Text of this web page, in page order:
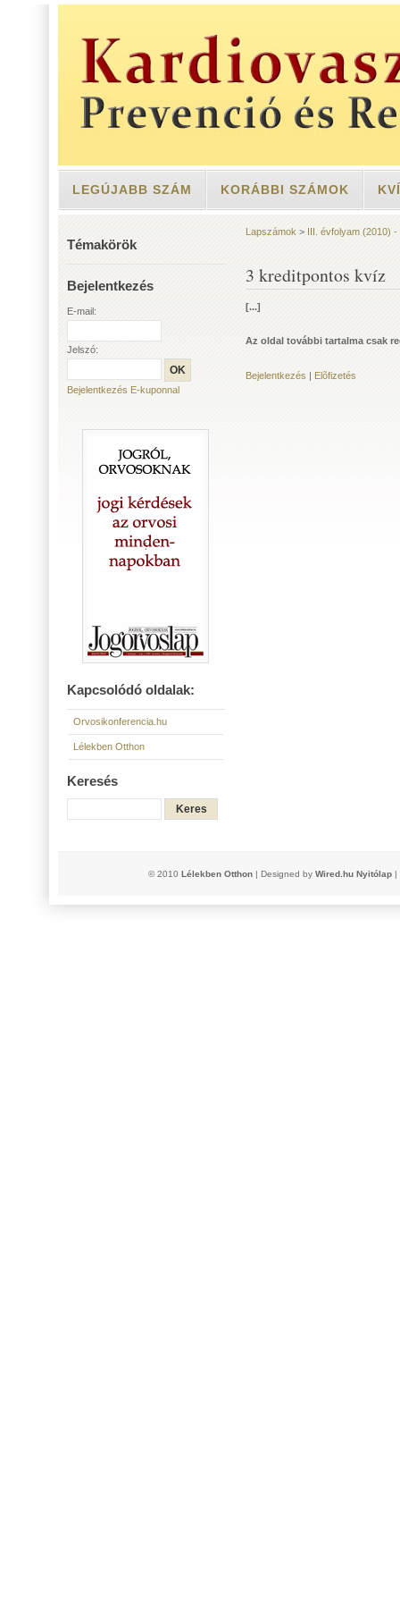
LEGÚJABB SZÁM KORÁBBI SZÁMOK
Témakörök
Bejelentkezés
E-mail:
Jelszó:
Bejelentkezés E-kuponnal
Kapcsolódó oldalak:
Orvosikonferencia.hu
Lélekben Otthon
Keresés
Lapszámok > III. évfolyam (2010) -
3 kreditpontos kvíz
[...]
Az oldal további tartalma csak
Bejelentkezés | Elõfizetés
© 2010 Lélekben Otthon | Designed by Wired.hu Nyitólap |